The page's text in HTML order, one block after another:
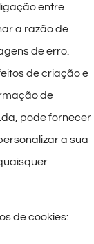
entre
a razão de
de erro.
de criação e
de
pode fornecer
a sua
de cookies: